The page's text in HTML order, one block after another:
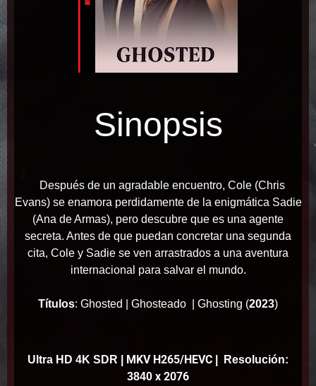
Sinopsis
Después de un agradable encuentro, Cole (Chris
Evans) se enamora perdidamente de la enigmática Sadie
(Ana de Armas), pero descubre que es una agente
secreta. Antes de que puedan concretar una segunda
cita, Cole y Sadie se ven arrastrados a una aventura
internacional para salvar el mundo.
Títulos: Ghosted | Ghosteado | Ghosting (2023)
Ultra HD 4K SDR MKV H265/HEVC | Resolución:
3840 x 2076